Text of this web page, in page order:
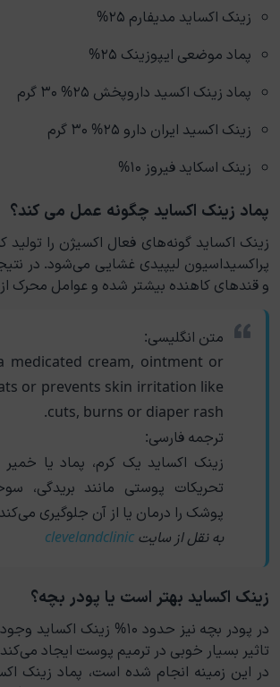
زینک اکساید مدیفارم ۲۵%
پماد موضعی ایپوزینک ۲۵%
پماد زینک اکسید داروپخش ۲۵% ۳۰ گرم
زینک اکسید ایران دارو ۲۵% ۳۰ گرم
زینک اسکاید فیروز ۱۰%
پماد زینک اکساید چگونه عمل می کند؟
زینک اکساید گونه‌های فعال اکسیژن را تولید
پراکسیداسیون لیپیدی غشایی می‌شود. در
و قندهای کاهنده بیشتر شده و عوامل محرک
متن انگلیسی:
medicated cream, ointment or
or prevents skin irritation like
cuts, burns or diaper rash.
ترجمه فارسی:
زینک اکساید یک کرم، پماد یا
تحریکات پوستی مانند بریدگی،
پوشک را درمان یا از آن جلوگیری
به نقل از سایت clevelandclinic
زینک اکساید بهتر است یا پودر بچه؟
در پودر بچه نیز حدود ۱۰% زینک
تاثیر بسیار خوبی در ترمیم پوست ایجاد
در این زمینه انجام شده است، پماد زینک